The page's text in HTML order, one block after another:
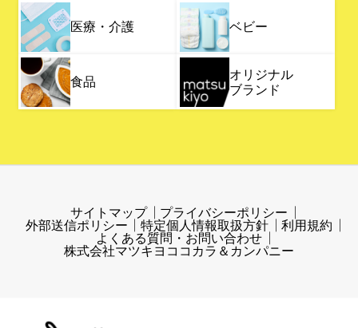
医療・介護 ベビー
食品
オリジナル
ブランド
サイトマップ
プライバシーポリシー
外部送信ポリシー
特定個人情報取扱方針
利用規約
よくある質問・お問い合わせ
株式会社マツキヨココカラ＆カンパニー